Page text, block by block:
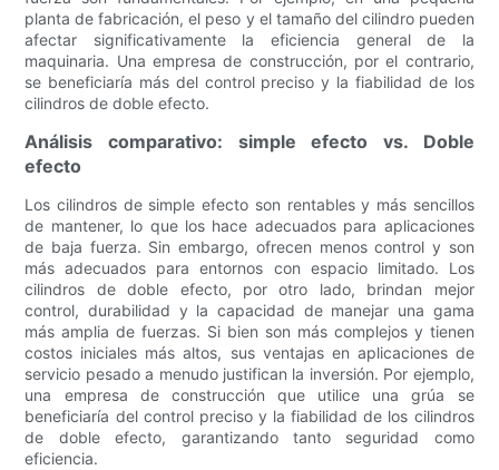
planta de fabricación, el peso y el tamaño del cilindro pueden
afectar significativamente la eficiencia general de la
maquinaria. Una empresa de construcción, por el contrario,
se beneficiaría más del control preciso y la fiabilidad de los
cilindros de doble efecto.
Análisis comparativo: simple efecto vs. Doble
efecto
Los cilindros de simple efecto son rentables y más sencillos
de mantener, lo que los hace adecuados para aplicaciones
de baja fuerza. Sin embargo, ofrecen menos control y son
más adecuados para entornos con espacio limitado. Los
cilindros de doble efecto, por otro lado, brindan mejor
control, durabilidad y la capacidad de manejar una gama
más amplia de fuerzas. Si bien son más complejos y tienen
costos iniciales más altos, sus ventajas en aplicaciones de
servicio pesado a menudo justifican la inversión. Por ejemplo,
una empresa de construcción que utilice una grúa se
beneficiaría del control preciso y la fiabilidad de los cilindros
de doble efecto, garantizando tanto seguridad como
eficiencia.